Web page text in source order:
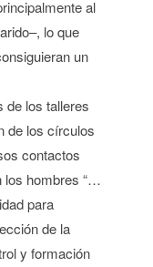
al
lo que
un
de los talleres
de los círculos
contactos
los hombres “…
para
de la
y formación